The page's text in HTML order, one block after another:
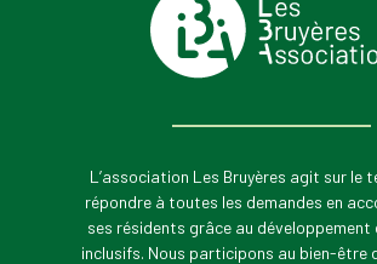
L’association Les Bruyères agit sur le
répondre à toutes les demandes en
ses résidents grâce au développement
inclusifs. Nous participons au bien-être